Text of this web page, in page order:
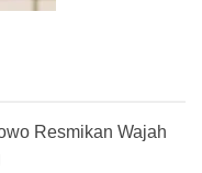
Resmikan Wajah